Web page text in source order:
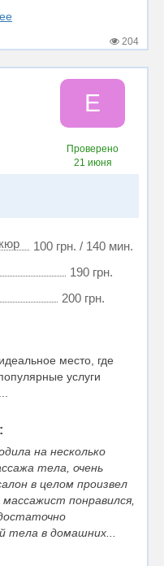
204
E
Проверено
21 июня
100 грн. / 140 мин.
190 грн.
200 грн.
место, где
услуги
на несколько
тела, очень
в целом произвел
понравился,
тела в домашних...